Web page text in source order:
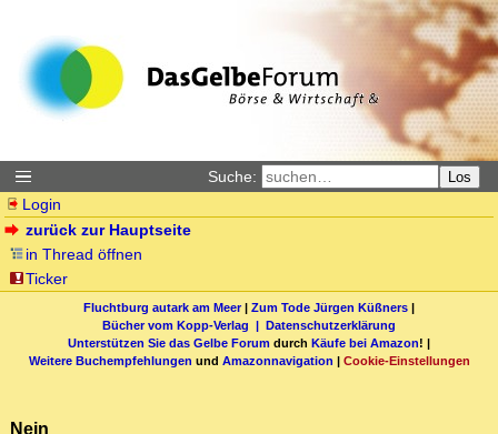
Suche: Los
Login
zurück zur Hauptseite
in Thread öffnen
Ticker
Fluchtburg autark am Meer| Zum Tode Jürgen Küßners |
Bücher vom Kopp-Verlag | Datenschutzerklärung
Unterstützen Sie das Gelbe Forum durch Käufe bei Amazon! |
Weitere Buchempfehlungen und Amazonnavigation | Cookie-Einstellungen
Nein